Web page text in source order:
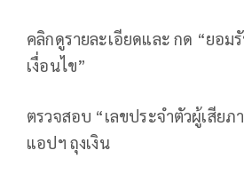
คลิกดูรายละเอียดและ กด “ยอม
เงื่อนไข”
ตรวจสอบ “เลขประจำตัวผู้เสีย
แอปฯ ถุงเงิน